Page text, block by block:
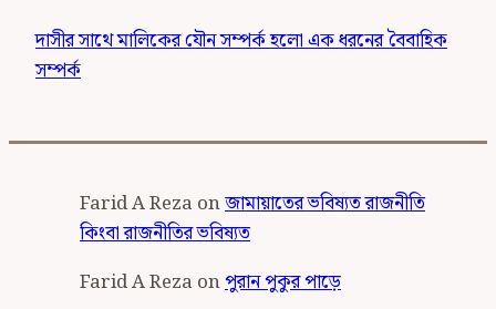
দাসীর সাথে মালিকের যৌন সম্পর্ক হলো এক ধরনের বৈবাহিক
সম্পর্ক
Farid A Reza onজামায়াতের ভবিষ্যত রাজনীতি
কিংবা রাজনীতির ভবিষ্যত
Farid A Reza onপুরান পুকুর পাড়ে